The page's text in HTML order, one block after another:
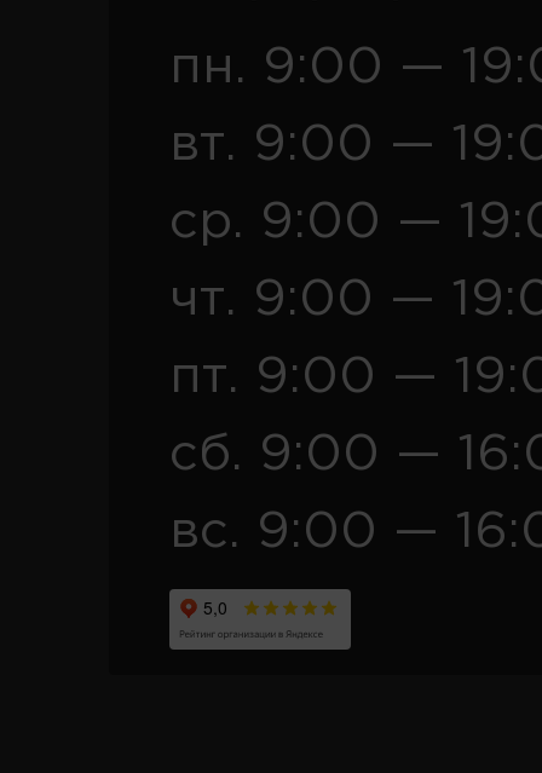
пн. 9:00 —
вт. 9:00 —
ср. 9:00 —
чт. 9:00 —
пт. 9:00 —
сб. 9:00 —
вс. 9:00 —